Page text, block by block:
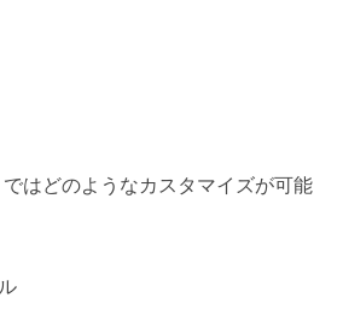
はどのようなカスタマイズが可能